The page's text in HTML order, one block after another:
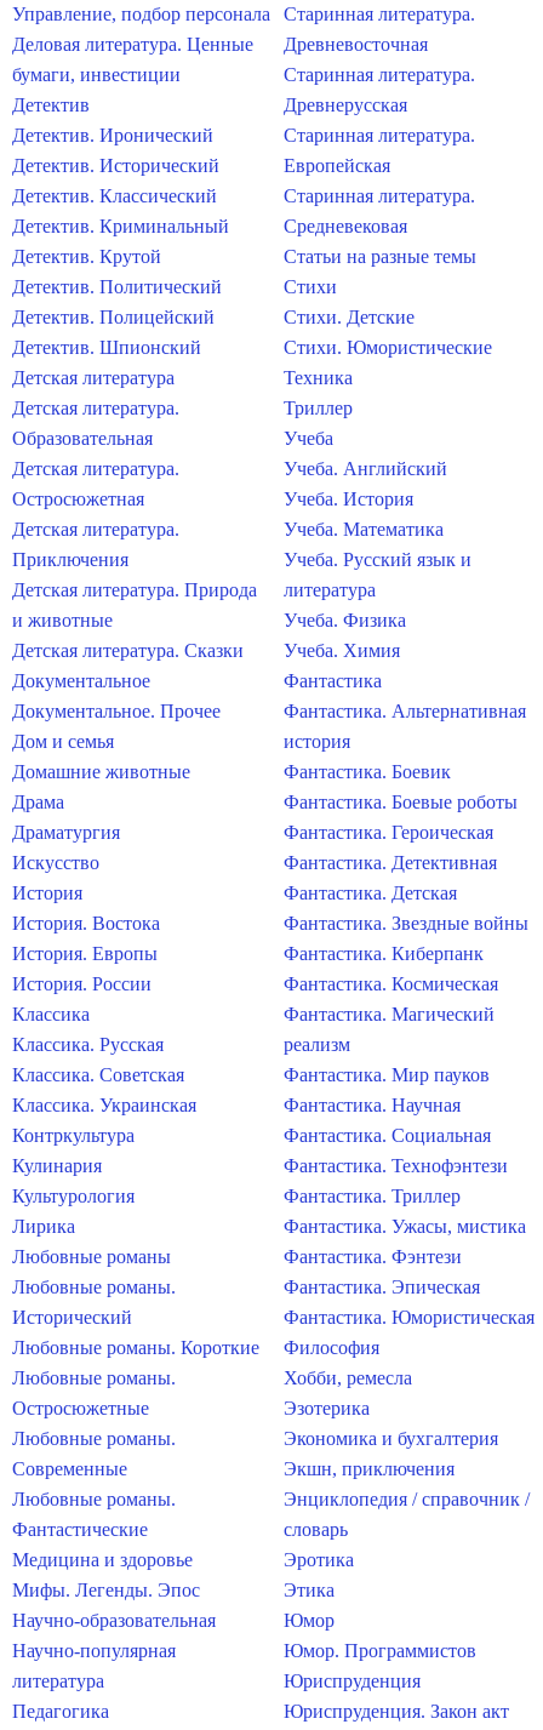
Управление, подбор персонала
Деловая литература. Ценные
бумаги, инвестиции
Детектив
Детектив. Иронический
Детектив. Исторический
Детектив. Классический
Детектив. Криминальный
Детектив. Крутой
Детектив. Политический
Детектив. Полицейский
Детектив. Шпионский
Детская литература
Детская литература.
Образовательная
Детская литература.
Остросюжетная
Детская литература.
Приключения
Детская литература. Природа
и животные
Детская литература. Сказки
Документальное
Документальное. Прочее
Дом и семья
Домашние животные
Драма
Драматургия
Искусство
История
История. Востока
История. Европы
История. России
Классика
Классика. Русская
Классика. Советская
Классика. Украинская
Контркультура
Кулинария
Культурология
Лирика
Любовные романы
Любовные романы.
Исторический
Любовные романы. Короткие
Любовные романы.
Остросюжетные
Любовные романы.
Современные
Любовные романы.
Фантастические
Медицина и здоровье
Мифы. Легенды. Эпос
Научно-образовательная
Научно-популярная
литература
Педагогика
Старинная литература.
Древневосточная
Старинная литература.
Древнерусская
Старинная литература.
Европейская
Старинная литература.
Средневековая
Статьи на разные темы
Стихи
Стихи. Детские
Стихи. Юмористические
Техника
Триллер
Учеба
Учеба. Английский
Учеба. История
Учеба. Математика
Учеба. Русский язык и
литература
Учеба. Физика
Учеба. Химия
Фантастика
Фантастика. Альтернативная
история
Фантастика. Боевик
Фантастика. Боевые роботы
Фантастика. Героическая
Фантастика. Детективная
Фантастика. Детская
Фантастика. Звездные войны
Фантастика. Киберпанк
Фантастика. Космическая
Фантастика. Магический
реализм
Фантастика. Мир пауков
Фантастика. Научная
Фантастика. Социальная
Фантастика. Технофэнтези
Фантастика. Триллер
Фантастика. Ужасы, мистика
Фантастика. Фэнтези
Фантастика. Эпическая
Фантастика. Юмористическая
Философия
Хобби, ремесла
Эзотерика
Экономика и бухгалтерия
Экшн, приключения
Энциклопедия / справочник /
словарь
Эротика
Этика
Юмор
Юмор. Программистов
Юриспруденция
Юриспруденция. Закон акт